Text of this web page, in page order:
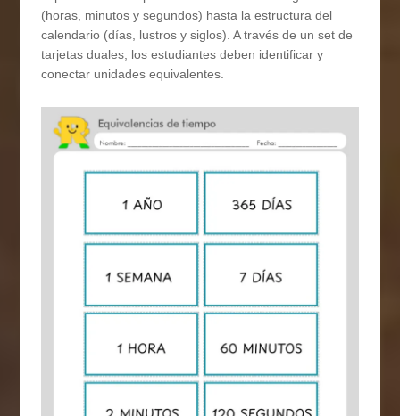
(horas, minutos y segundos) hasta la estructura del
calendario (días, lustros y siglos). A través de un set de
tarjetas duales, los estudiantes deben identificar y
conectar unidades equivalentes.